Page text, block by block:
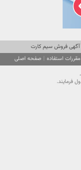
آگهی فروش سیم کارت
مقررات استفاده | صفحه اصلی